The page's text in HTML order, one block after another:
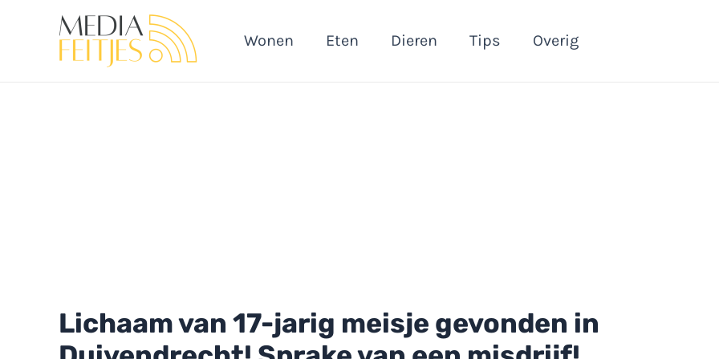
Wonen Eten Dieren Tips Overig
Lichaam van 17-jarig meisje gevonden in